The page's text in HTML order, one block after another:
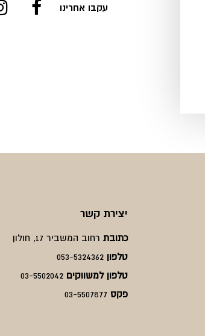
עקבו אחרינו
יצירת קשר
כתובת רחוב המשביר 17, חולון
טלפון 053-5324362
טלפון למשווקים 03-5502042
פקס 03-5507877